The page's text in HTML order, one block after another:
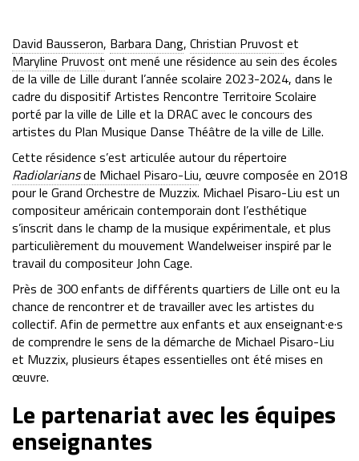
David Bausseron, Barbara Dang, Christian Pruvost et
Maryline Pruvost ont mené une résidence au sein des écoles
de la ville de Lille durant l’année scolaire 2023-2024, dans le
cadre du dispositif Artistes Rencontre Territoire Scolaire
porté par la ville de Lille et la DRAC avec le concours des
artistes du Plan Musique Danse Théâtre de la ville de Lille.
Cette résidence s’est articulée autour du répertoire
Radiolariansde Michael Pisaro-Liu, œuvre composée en 2018
pour le Grand Orchestre de Muzzix. Michael Pisaro-Liu est un
compositeur américain contemporain dont l’esthétique
s’inscrit dans le champ de la musique expérimentale, et plus
particulièrement du mouvement Wandelweiser inspiré par le
travail du compositeur John Cage.
Près de 300 enfants de différents quartiers de Lille ont eu la
chance de rencontrer et de travailler avec les artistes du
collectif. Afin de permettre aux enfants et aux enseignant·e·s
de comprendre le sens de la démarche de Michael Pisaro-Liu
et Muzzix, plusieurs étapes essentielles ont été mises en
œuvre.
Le partenariat avec les équipes
enseignantes